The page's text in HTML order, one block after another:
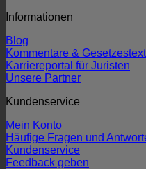
Informationen
Blog
Kommentare &
Karriereportal für Juristen
Unsere Partner
Kundenservice
Mein Konto
Häufige Fragen und
Kundenservice
Feedback geben